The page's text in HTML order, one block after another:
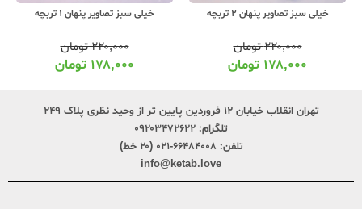
خیلی سبز تصاویر پنهان 2 تربچه
۲۲۰,۰۰۰تومان
۱۷۸,۰۰۰ تومان
خیلی سبز تصاویر پنهان 1 تربچه
۲۲۰,۰۰۰تومان
۱۷۸,۰۰۰ تومان
تهران انقلاب خیابان ۱۲ فروردین پایین تر از وحید نظری پلاک ۲۴۹
تلگرام: ۰۹۲۰۳۴۷۲۶۲۲
تلفن: ۶۶۴۸۴۰۰۸-۰۲۱ (۲۰ خط)
info@ketab.love